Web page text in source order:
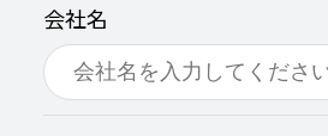
会社名